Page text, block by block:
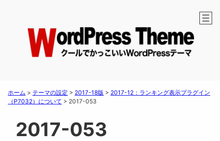
ホーム > テーマの設定 > 2017-18版 > 2017-12：ランキング表示プラグイン
（P7032）について > 2017-053
2017-053